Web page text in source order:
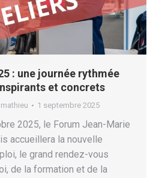
: une journée rythmée
et concrets
mathieu 1 septembre 2025
2025, le Forum Jean-Marie
accueillera la nouvelle
le grand rendez-vous
de la formation et de la